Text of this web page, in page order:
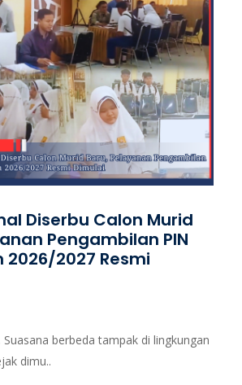
Diserbu Calon Murid
Pengambilan PIN
2026/2027 Resmi
berbeda tampak di lingkungan
dimu..